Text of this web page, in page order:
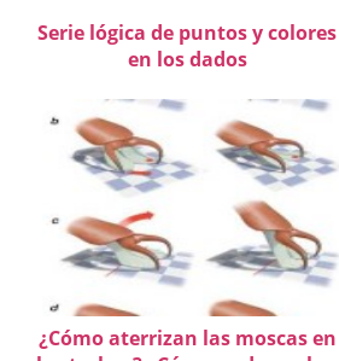
Serie lógica de puntos y colores
en los dados
¿Cómo aterrizan las moscas en